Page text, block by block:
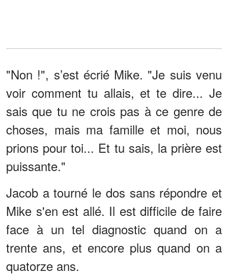
"Non !", s’est écrié Mike. "Je suis venu
voir comment tu allais, et te dire... Je
sais que tu ne crois pas à ce genre de
choses, mais ma famille et moi, nous
prions pour toi... Et tu sais, la prière est
puissante."
Jacob a tourné le dos sans répondre et
Mike s'en est allé. Il est difficile de faire
face à un tel diagnostic quand on a
trente ans, et encore plus quand on a
quatorze ans.